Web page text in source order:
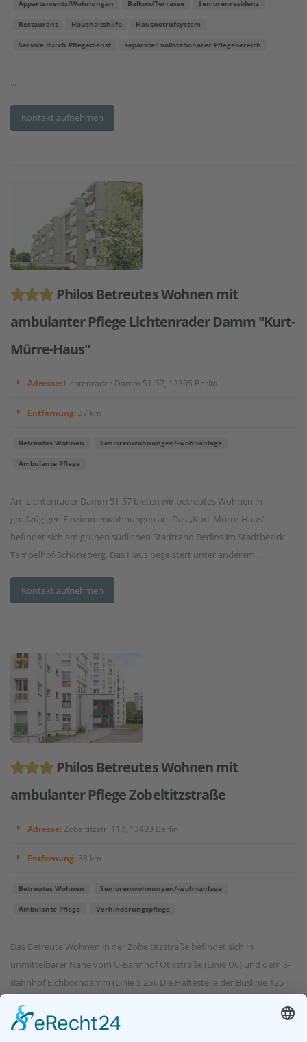
Appartements/Wohnungen Balkon/Terrasse Seniorenresidenz
Restaurant Haushaltshilfe Hausnotrufsystem
Service durch Pflegedienst separater vollstationärer Pflegebereich
...
Kontakt aufnehmen
Philos Betreutes Wohnen mit
ambulanter Pflege Lichtenrader Damm "Kurt-
Mürre-Haus"
Adresse: Lichtenrader Damm 51-57, 12305 Berlin
Entfernung: 37 km
Betreutes Wohnen Seniorenwohnungen/-wohnanlage
Ambulante Pflege
Am Lichtenrader Damm 51-57 bieten wir betreutes Wohnen in
großzügigen Einzimmerwohnungen an. Das „Kurt-Mürre-Haus“
befindet sich am grünen südlichen Stadtrand Berlins im Stadtbezirk
Tempelhof-Schöneberg. Das Haus begeistert unter anderem ...
Kontakt aufnehmen
Philos Betreutes Wohnen mit
ambulanter Pflege Zobeltitzstraße
Adresse: Zobeltitzstr. 117, 13403 Berlin
Entfernung: 38 km
Betreutes Wohnen Seniorenwohnungen/-wohnanlage
Ambulante Pflege Verhinderungspflege
Das Betreute Wohnen in der Zobeltitzstraße befindet sich in
unmittelbarer Nähe vom U-Bahnhof Otisstraße (Linie U6) und dem S-
Bahnhof Eichborndamm (Linie S 25). Die Haltestelle der Buslinie 125